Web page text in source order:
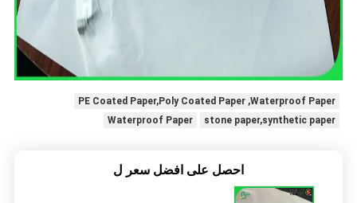
PE Coated Paper,Poly Coated Paper ,Waterproof Paper
stone paper,synthetic paper
Waterproof Paper
احصل على افضل سعر ل